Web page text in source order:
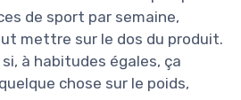
de sport par semaine,
mettre sur le dos du produit.
si, à habitudes égales, ça
chose sur le poids,